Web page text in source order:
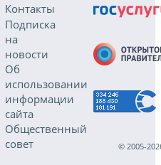
Контакты
Подписка
на
новости
Об
использовании
информации
сайта
Общественный
совет
© 2005-